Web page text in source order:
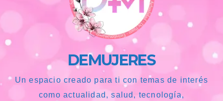
DEMUJERES
Un espacio creado para ti con temas de interés
como actualidad, salud, tecnología,